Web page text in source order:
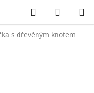
Hledat
KOŠÍK
s dřevěným knotem